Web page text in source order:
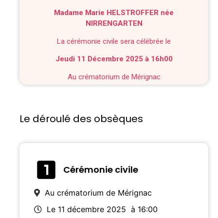
Madame Marie HELSTROFFER née
NIRRENGARTEN
La cérémonie civile sera célébrée le
Jeudi 11 Décembre 2025 à 16h00
Au crématorium de Mérignac
Le déroulé des obsèques
Cérémonie civile
Au crématorium de Mérignac
Le 11 décembre 2025 à 16:00